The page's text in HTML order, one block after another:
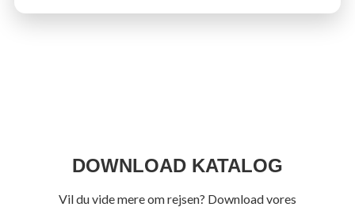
DOWNLOAD KATALOG
Vil du vide mere om rejsen? Download vores